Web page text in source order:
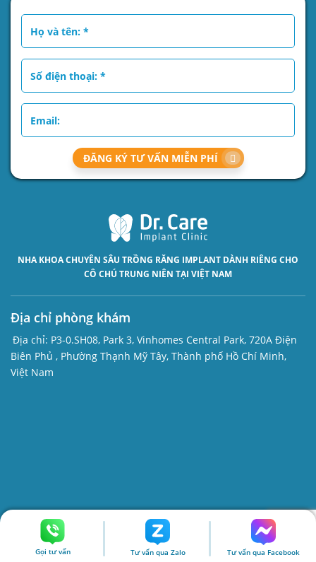
ĐĂNG KÝ TƯ VẤN MIỄN PHÍ
NHA KHOA CHUYÊN SÂU TRỒNG RĂNG IMPLANT DÀNH RIÊNG CHO
CÔ CHÚ TRUNG NIÊN TẠI VIỆT NAM
Địa chỉ phòng khám
Địa chỉ: P3-0.SH08, Park 3, Vinhomes Central Park, 720A Điện
Biên Phủ , Phường Thạnh Mỹ Tây, Thành phố Hồ Chí Minh,
Việt Nam
Giờ mở cửa
Thứ 2 - Thứ 7: 8:00 - 21:00
Gọi tư vấn Tư vấn qua Zalo Tư vấn qua Facebook